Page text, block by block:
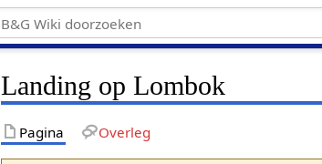
Landing op Lombok
Pagina Overleg